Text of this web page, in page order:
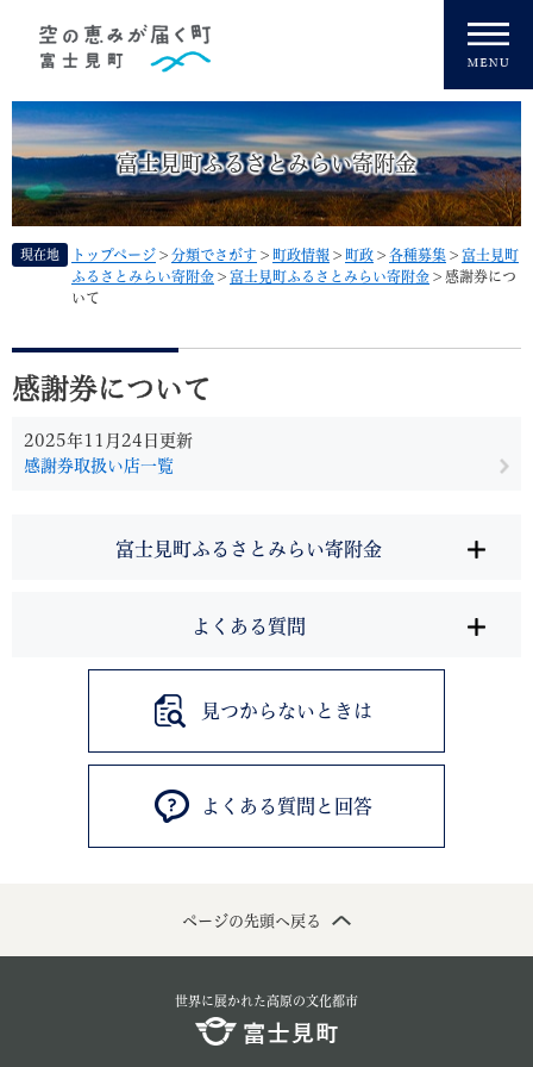
先
で
す
。
富士見町ふるさとみらい寄附金
現在地 トップページ > 分類でさがす > 町政情報 > 町政 > 各種募集 > 富士見町
ふるさとみらい寄附金 > 富士見町ふるさとみらい寄附金 > 感謝券につ
いて
本
文
感謝券について
2025年11月24日更新
感謝券取扱い店一覧
富士見町ふるさとみらい寄附金
よくある質問
見つからないときは
よくある質問と回答
ページの先頭へ戻る
世界に展かれた高原の文化都市